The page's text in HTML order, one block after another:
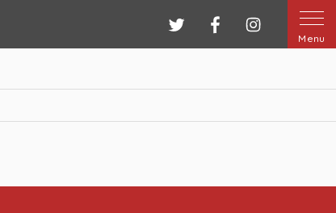
ツイッターフェイスブック
インスタグ
Menu